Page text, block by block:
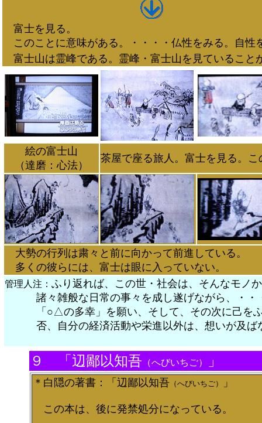
富士を見る。
このことに意味がある。・・・・仏性をみる。自性
富士山は霊峰である。霊峰・富士山を見ていること
絵の富士山
（達磨：心法）
茶屋で座る旅人。富士を見る。
大勢の行列は粛々と前に向かって前進している。
多くの彼らには、富士は眼に入っていない。
管理人注： ふり返れば、この世・社会は、そんなモノ
諸々雑般な日常の事々を成し遂げながら、・・・
「○△の多幸」を願い、そして、その次に己をふ
否、自分の経済活動や栄進以外は、想いが及ば
９ 「辺鄙以知吾 （へびいちご） 」
＊白隠の著書： 「辺鄙以知吾 （へびいちご） 」
この本は、後に発禁処分になっている。